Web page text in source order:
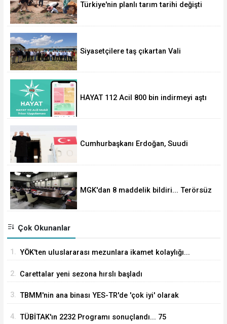
Türkiye'nin planlı tarım tarihi değişti
Siyasetçilere taş çıkartan Vali
HAYAT 112 Acil 800 bin indirmeyi aştı
Cumhurbaşkanı Erdoğan, Suudi
MGK'dan 8 maddelik bildiri... Terörsüz
Çok Okunanlar
1. YÖK'ten uluslararası mezunlara ikamet kolaylığı...
2. Carettalar yeni sezona hırslı başladı
3. TBMM'nin ana binası YES-TR'de 'çok iyi' olarak
4. TÜBİTAK'ın 2232 Programı sonuçlandı... 75